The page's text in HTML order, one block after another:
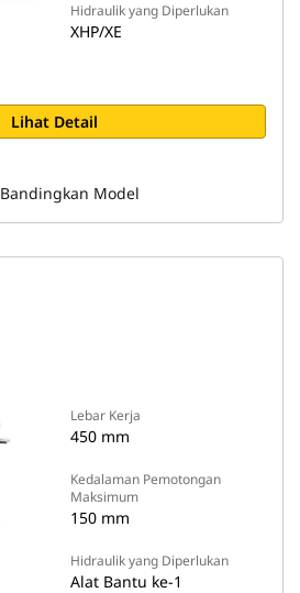
Hidraulik yang Diperlukan
XHP/XE
Lihat Detail
Bandingkan Model
Lebar Kerja
450 mm
Kedalaman Pemotongan
Maksimum
150 mm
Hidraulik yang Diperlukan
Alat Bantu ke-1